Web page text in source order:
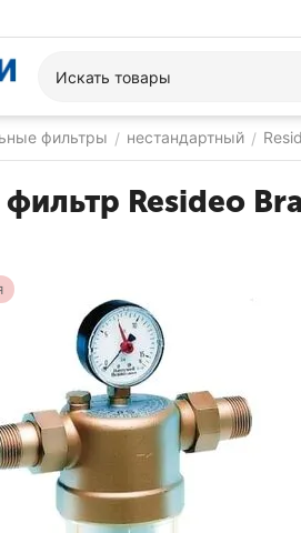
фильтры / нестандартный /
Resideo